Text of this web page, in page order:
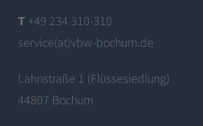
T +49 234 310-310
service(at)vbw-bochum.de
Lahnstraße 1 (Flüssesiedlung)
44807 Bochum